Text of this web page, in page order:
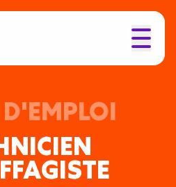
D'EMPLOI